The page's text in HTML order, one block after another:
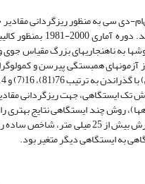
بزرگ مقیاس جوی و
آزمونهای همبستگی پیرسن و
تک ایستگاهی، جهت ریزگردانی
روش چند ایستگاهی نتایج
ریزگردانی کردند. درحالیکه، بعضی از شاخص
به ایستگاهی دیگر متغیر بود.